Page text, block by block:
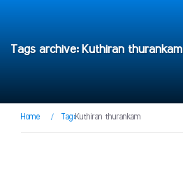
Tags archive: Kuthiran thurankam
Home / Tag:Kuthiran thurankam